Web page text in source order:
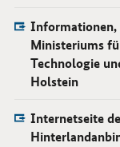
Informationen,
Ministeriums
Technologie
Holstein
Internetseite